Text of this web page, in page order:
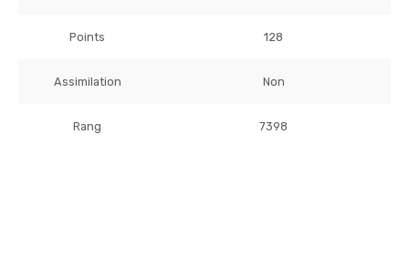
Points 128
Assimilation Non
Rang 7398